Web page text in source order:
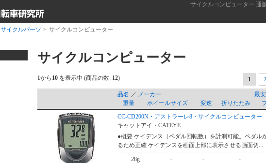
サイクルコンピューター 通
サイクルパーツ > サイクルコンピューター
サイクルコンピューター
1から 10 を表示中 (商品の数: 12) 1 2
品名 ／ メーカー
最
重量
ホイールサイズ 変速 折りたたみ
CC-CD200N・アストラーレ8・サイクルコンピューター
キャットアイ・CATEYE
●概要 ケイデンス（ペダル回転数）を計測可能。ペダル
るため正確 ケイデンスを画面上部に表示させる画面切...
28g - - -